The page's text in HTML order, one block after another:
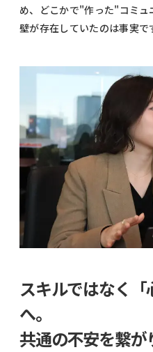
め、どこかで"作った"コミュ
壁が存在していたのは事実で
スキルではなく「
へ。
共通の不安を繋が